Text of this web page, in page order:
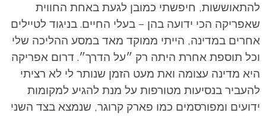
להתאוששות, חיפשתי כמובן לגעת באחת החווית
שאפריקה הכי ידועה בהן – בעלי החיים. בניגוד לטיילים
אחרים במדינה, הייתי ממוקד מאד במסע ההליכה שלי
וכל תוספת אחרת היתה רק ״על הדרך״. דרום אפריקה
היא מדינה עצומה ואת מעט הזמן שנותר לי לא רציתי
להעביר בנסיעות מטורפות על מנת להגיע למקומות
ידועים ומפורסמים כמו פארק קרוגר, שנמצא בצד השני